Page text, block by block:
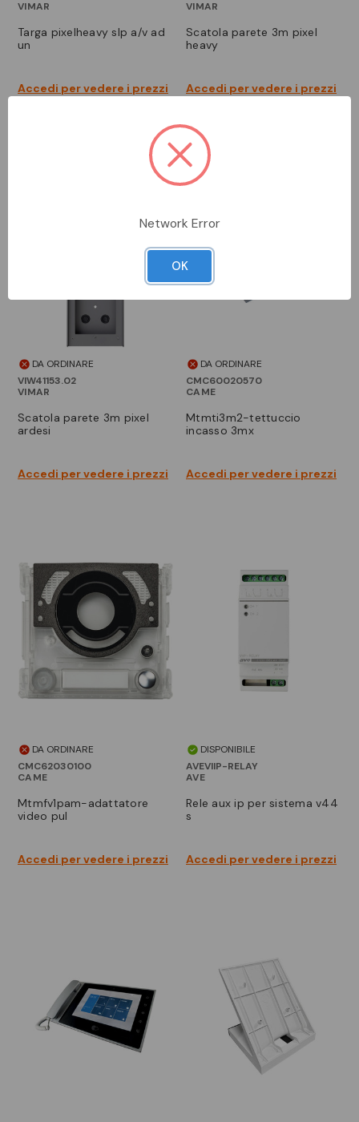
VIMAR
targa pixelheavy slp a/v ad
un
Accedi per vedere i prezzi
VIMAR
scatola parete 3m pixel
heavy
Accedi per vedere i prezzi
DA ORDINARE
VIW41153.02
VIMAR
scatola parete 3m pixel
ardesi
Accedi per vedere i prezzi
DA ORDINARE
CMC60020570
CAME
mtmti3m2-tettuccio
incasso 3mx
Accedi per vedere i prezzi
DA ORDINARE
CMC62030100
CAME
mtmfv1pam-adattatore
video pul
Accedi per vedere i prezzi
DISPONIBILE
AVEVIIP-RELAY
AVE
rele aux ip per sistema v44
s
Accedi per vedere i prezzi
Network Error
OK